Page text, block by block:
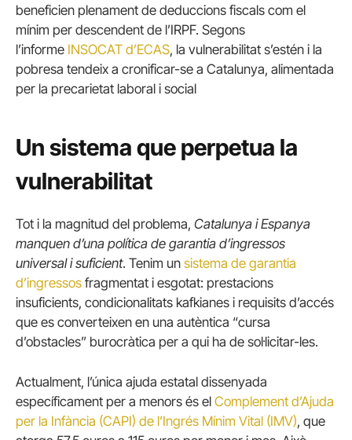
beneficien plenament de deduccions fiscals com el
mínim per descendent de l’IRPF. Segons
l’informe INSOCAT d’ECAS, la vulnerabilitat s’estén i la
pobresa tendeix a cronificar-se a Catalunya, alimentada
per la precarietat laboral i social
Un sistema que perpetua la
vulnerabilitat
Tot i la magnitud del problema, Catalunya i Espanya
manquen d’una política de garantia d’ingressos
universal i suficient. Tenim un sistema de garantia
d’ingressos fragmentat i esgotat: prestacions
insuficients, condicionalitats kafkianes i requisits d’accés
que es converteixen en una autèntica “cursa
d’obstacles” burocràtica per a qui ha de sol·licitar-les.
Actualment, l’única ajuda estatal dissenyada
específicament per a menors és el Complement d’Ajuda
per la Infància (CAPI) de l’Ingrés Mínim Vital (IMV), que